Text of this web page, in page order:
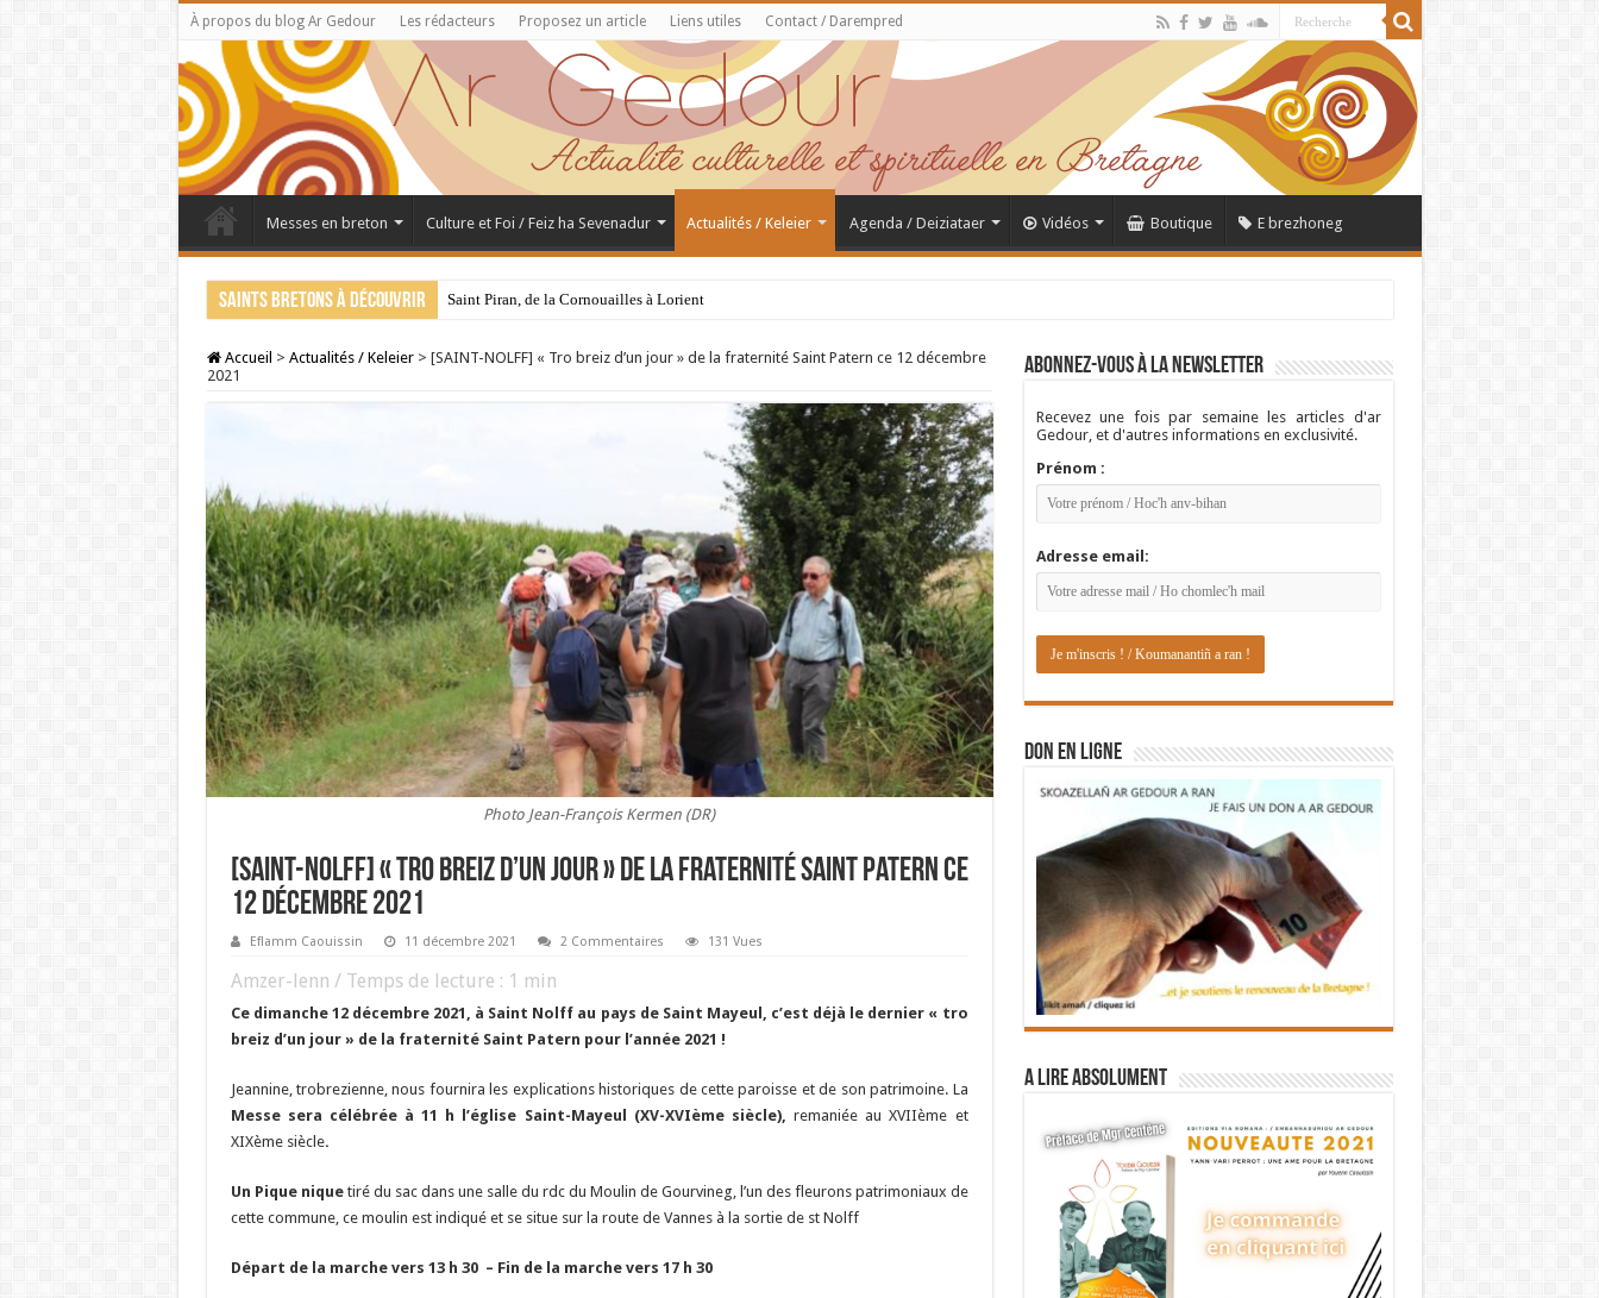
À propos du blog Ar Gedour Les rédacteurs Proposez un article Liens utiles Contact / Darempred
Messes en breton Culture et Foi / Feiz ha Sevenadur Actualités / Keleier Agenda / Deiziataer Vidéos Boutique E brezhoneg
Saints bretons à découvrir Saint Piran, de la Cornouailles à Lorient
Accueil > Actualités / Keleier > [SAINT-NOLFF] « Tro breiz d’un jour » de la fraternité Saint Patern ce 12 décembre
2021
Photo Jean-François Kermen (DR)
[SAINT-NOLFF] « Tro breiz d’un jour » de la fraternité Saint Patern ce
12 décembre 2021
Eflamm Caouissin 11 décembre 2021 2 Commentaires 131 Vues
Amzer-lenn / Temps de lecture : 1 min
Ce dimanche 12 décembre 2021, à Saint Nolff au pays de Saint Mayeul, c’est déjà le dernier « tro
breiz d’un jour » de la fraternité Saint Patern pour l’année 2021 !
Jeannine, trobrezienne, nous fournira les explications historiques de cette paroisse et de son patrimoine. La
Messe sera célébrée à 11 h l’église Saint-Mayeul (XV-XVIème siècle),remaniée au XVIIème et
XIXème siècle.
Un Pique nique tiré du sac dans une salle du rdc du Moulin de Gourvineg, l’un des fleurons patrimoniaux de
cette commune, ce moulin est indiqué et se situe sur la route de Vannes à la sortie de st Nolff
Départ de la marche vers 13 h 30 – Fin de la marche vers 17 h 30
Abonnez-vous à la newsletter
Recevez une fois par semaine les articles d'ar
Gedour, et d'autres informations en exclusivité.
Prénom :
Adresse email:
DON EN LIGNE
A lire absolument